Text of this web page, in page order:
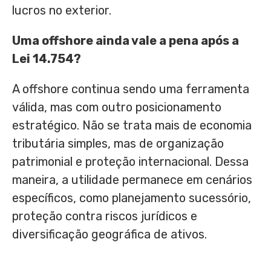
lucros no exterior.
Uma offshore ainda vale a pena após a
Lei 14.754?
A offshore continua sendo uma ferramenta
válida, mas com outro posicionamento
estratégico. Não se trata mais de economia
tributária simples, mas de organização
patrimonial e proteção internacional. Dessa
maneira, a utilidade permanece em cenários
específicos, como planejamento sucessório,
proteção contra riscos jurídicos e
diversificação geográfica de ativos.